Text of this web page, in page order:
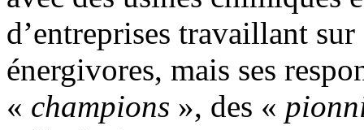
d’entreprises travaillant
énergivores, mais ses
« champions », des «